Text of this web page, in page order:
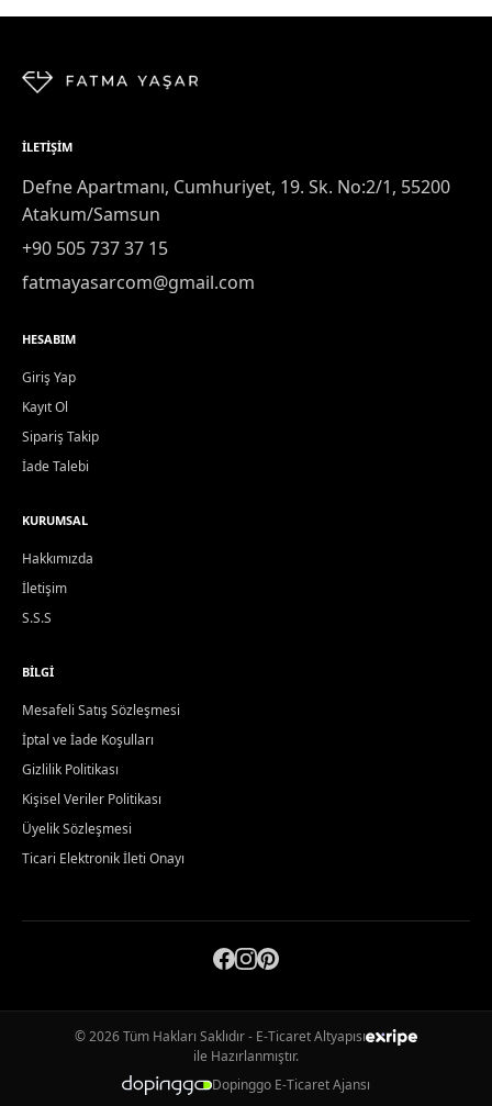
İLETIŞIM
Defne Apartmanı, Cumhuriyet, 19. Sk. No:2/1, 55200
Atakum/Samsun
+90 505 737 37 15
fatmayasarcom@gmail.com
HESABIM
Giriş Yap
Kayıt Ol
Sipariş Takip
İade Talebi
KURUMSAL
Hakkımızda
İletişim
S.S.S
BILGI
Mesafeli Satış Sözleşmesi
İptal ve İade Koşulları
Gizlilik Politikası
Kişisel Veriler Politikası
Üyelik Sözleşmesi
Ticari Elektronik İleti Onayı
© 2026 Tüm Hakları Saklıdır - E-Ticaret Altyapısı
ile Hazırlanmıştır.
Dopinggo E-Ticaret Ajansı